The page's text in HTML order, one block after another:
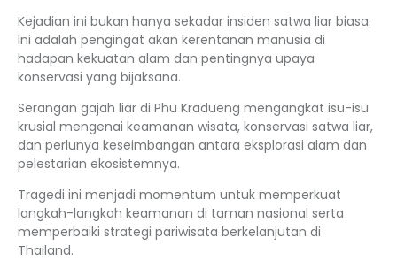
Kejadian ini bukan hanya sekadar insiden satwa liar biasa.
Ini adalah pengingat akan kerentanan manusia di
hadapan kekuatan alam dan pentingnya upaya
konservasi yang bijaksana.
Serangan gajah liar di Phu Kradueng mengangkat isu-isu
krusial mengenai keamanan wisata, konservasi satwa liar,
dan perlunya keseimbangan antara eksplorasi alam dan
pelestarian ekosistemnya.
Tragedi ini menjadi momentum untuk memperkuat
langkah-langkah keamanan di taman nasional serta
memperbaiki strategi pariwisata berkelanjutan di
Thailand.